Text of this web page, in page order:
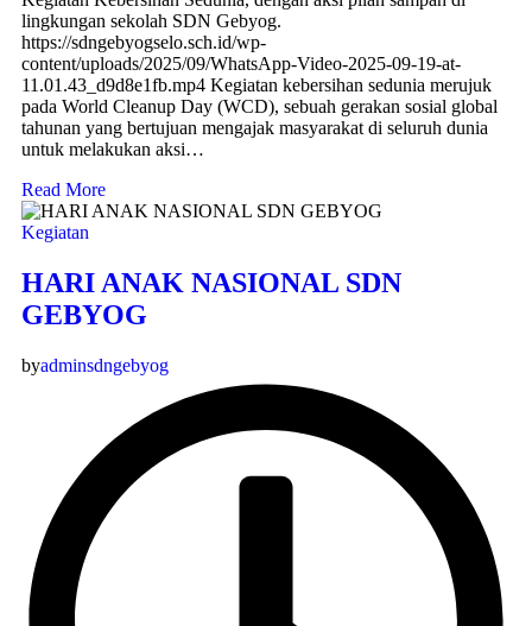
lingkungan sekolah SDN Gebyog.
https://sdngebyogselo.sch.id/wp-
content/uploads/2025/09/WhatsApp-Video-2025-09-19-at-
11.01.43_d9d8e1fb.mp4 Kegiatan kebersihan sedunia merujuk
pada World Cleanup Day (WCD), sebuah gerakan sosial global
tahunan yang bertujuan mengajak masyarakat di seluruh dunia
untuk melakukan aksi…
Read More
Kegiatan
HARI ANAK NASIONAL SDN
GEBYOG
byadminsdngebyog